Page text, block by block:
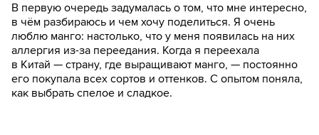
В первую очередь задумалась о том, что мне интересно,
в чём разбираюсь и чем хочу поделиться. Я очень
люблю манго: настолько, что у меня появилась на них
аллергия из-за переедания. Когда я переехала
в Китай — страну, где выращивают манго, — постоянно
его покупала всех сортов и оттенков. С опытом поняла,
как выбрать спелое и сладкое.